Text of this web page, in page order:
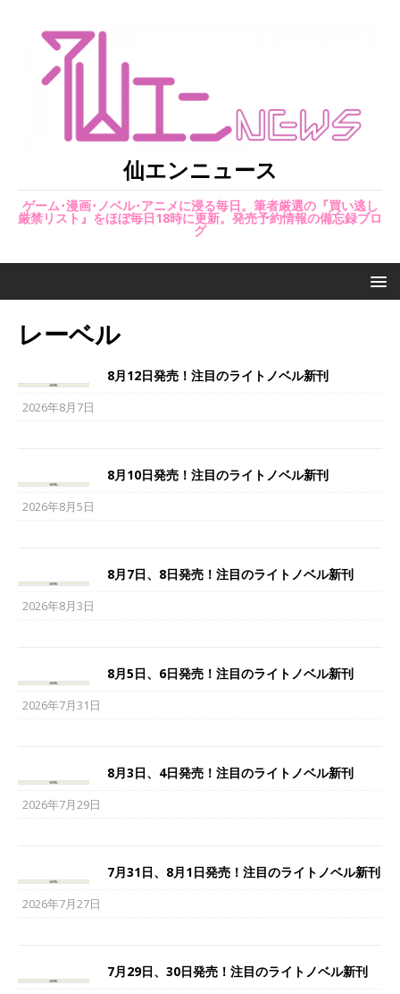
仙エンニュース
ゲーム･漫画･ノベル･アニメに浸る毎日。筆者厳選の『買い逃し
厳禁リスト』をほぼ毎日18時に更新。発売予約情報の備忘録ブロ
グ
レーベル
8月12日発売！注目のライトノベル新刊
2026年8月7日
8月10日発売！注目のライトノベル新刊
2026年8月5日
8月7日、8日発売！注目のライトノベル新刊
2026年8月3日
8月5日、6日発売！注目のライトノベル新刊
2026年7月31日
8月3日、4日発売！注目のライトノベル新刊
2026年7月29日
7月31日、8月1日発売！注目のライトノベル新刊
2026年7月27日
7月29日、30日発売！注目のライトノベル新刊